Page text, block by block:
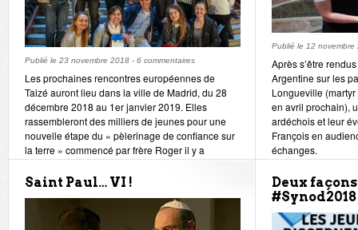
Publié le 23 novembre 2018 - 6 commentaires
Les prochaines rencontres européennes de
Taizé auront lieu dans la ville de Madrid, du 28
décembre 2018 au 1er janvier 2019. Elles
rassembleront des milliers de jeunes pour une
nouvelle étape du « pèlerinage de confiance sur
la terre » commencé par frère Roger il y a
quarante ans.
Publié le 12 novembre
Après s’être
Argentine sur les
Longueville
en avril prochain),
ardéchois et leur
François en
échanges.
Saint Paul… VI !
Deux